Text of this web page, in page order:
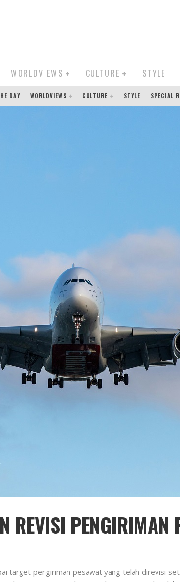
WORLDVIEWS CULTURE STYLE
DAY WORLDVIEWS CULTURE STYLE SPECIAL
REVISI PENGIRIMAN
target pengiriman pesawat yang telah direvisi